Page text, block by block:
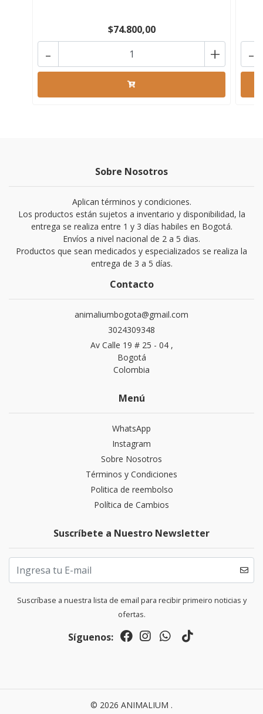
$74.800,00
- + -
Sobre Nosotros
Aplican términos y condiciones.
Los productos están sujetos a inventario y disponibilidad, la
entrega se realiza entre 1 y 3 días habiles en Bogotá.
Envíos a nivel nacional de 2 a 5 dias.
Productos que sean medicados y especializados se realiza la
entrega de 3 a 5 días.
Contacto
animaliumbogota@gmail.com
3024309348
Av Calle 19 # 25 - 04 ,
Bogotá
Colombia
Menú
WhatsApp
Instagram
Sobre Nosotros
Términos y Condiciones
Politica de reembolso
Política de Cambios
Suscríbete a Nuestro Newsletter
Suscríbase a nuestra lista de email para recibir primeiro noticias y
ofertas.
Síguenos:
© 2026 ANIMALIUM .